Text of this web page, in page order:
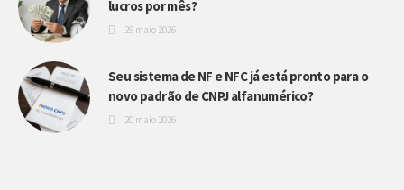
lucros por mês?
29 maio 2026
Seu sistema de NF e NFC já está pronto para o
novo padrão de CNPJ alfanumérico?
20 maio 2026